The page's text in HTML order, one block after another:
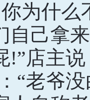
为什么
自己拿
!”店主
“老爷